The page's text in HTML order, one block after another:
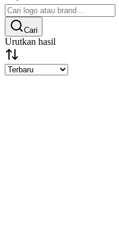
Cari
Urutkan hasil